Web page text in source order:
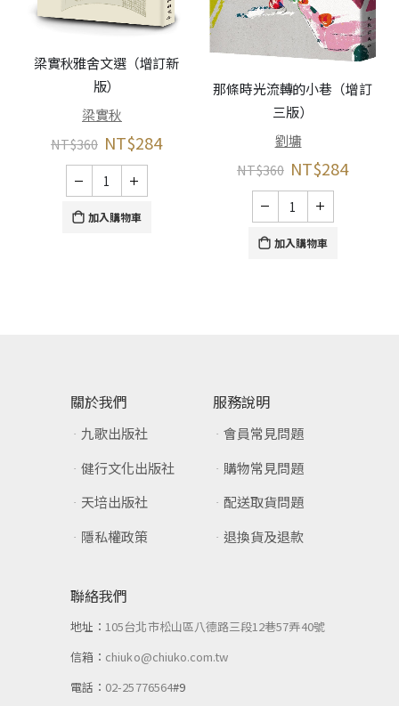
梁實秋雅舍文選（增訂新
版）
梁實秋
NT$360 NT$284
加入購物車
那條時光流轉的小巷（增訂
三版）
劉墉
NT$360 NT$284
加入購物車
關於我們
九歌出版社
健行文化出版社
天培出版社
隱私權政策
服務說明
會員常見問題
購物常見問題
配送取貨問題
退換貨及退款
聯絡我們
地址：105台北市松山區八德路三段12巷57弄40號
信箱： chiuko@chiuko.com.tw
電話： 02-25776564#9